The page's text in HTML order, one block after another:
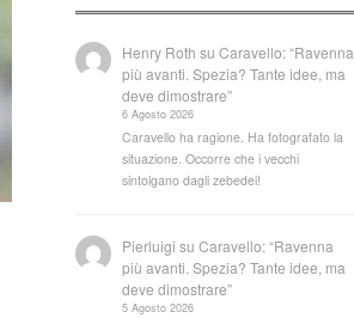
Henry Roth suCaravello: “Ravenna
più avanti. Spezia? Tante idee, ma
deve dimostrare”
6 Agosto 2026
Caravello ha ragione. Ha fotografato la
situazione. Occorre che i vecchi
sintolgano dagli zebedei!
Pierluigi suCaravello: “Ravenna
più avanti. Spezia? Tante idee, ma
deve dimostrare”
5 Agosto 2026